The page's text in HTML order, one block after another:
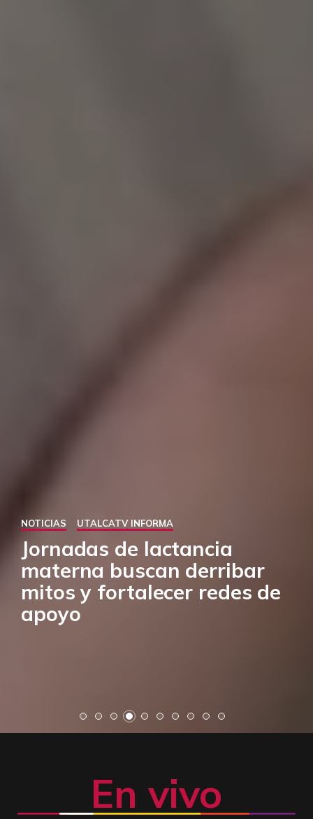
NOTICIAS UTALCATV INFORMA
Jornadas de lactancia
materna buscan derribar
mitos y fortalecer redes de
apoyo
En vivo